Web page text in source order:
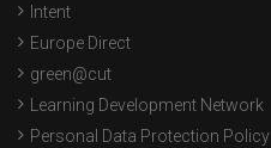
Intent
Europe Direct
green@cut
Learning Development Network
Personal Data Protection Policy